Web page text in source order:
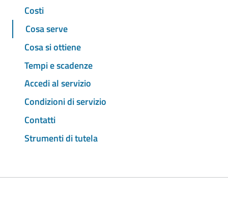
Costi
Cosa serve
Cosa si ottiene
Tempi e scadenze
Accedi al servizio
Condizioni di servizio
Contatti
Strumenti di tutela